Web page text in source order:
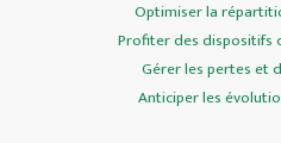
Optimiser la
Profiter des dispositifs
Gérer les pertes et
Anticiper les